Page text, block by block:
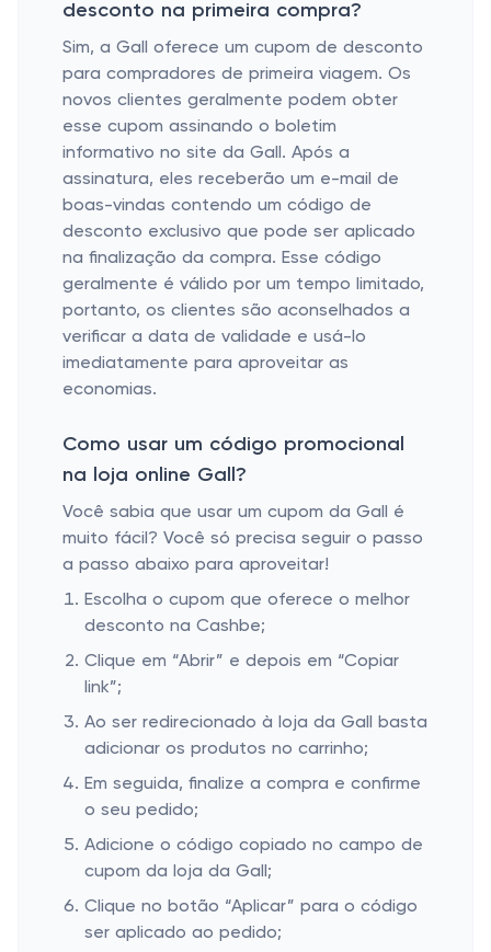
desconto na primeira compra?
Sim, a Gall oferece um cupom de desconto
para compradores de primeira viagem. Os
novos clientes geralmente podem obter
esse cupom assinando o boletim
informativo no site da Gall. Após a
assinatura, eles receberão um e-mail de
boas-vindas contendo um código de
desconto exclusivo que pode ser aplicado
na finalização da compra. Esse código
geralmente é válido por um tempo limitado,
portanto, os clientes são aconselhados a
verificar a data de validade e usá-lo
imediatamente para aproveitar as
economias.
Como usar um código promocional
na loja online Gall?
Você sabia que usar um cupom da Gall é
muito fácil? Você só precisa seguir o passo
a passo abaixo para aproveitar!
Escolha o cupom que oferece o melhor
desconto na Cashbe;
Clique em “Abrir” e depois em “Copiar
link”;
Ao ser redirecionado à loja da Gall basta
adicionar os produtos no carrinho;
Em seguida, finalize a compra e confirme
o seu pedido;
Adicione o código copiado no campo de
cupom da loja da Gall;
Clique no botão “Aplicar” para o código
ser aplicado ao pedido;